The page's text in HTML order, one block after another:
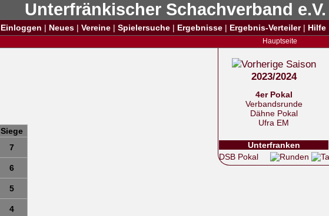
Unterfränkischer Schachverband e.V.
Einloggen | Neues | Vereine | Spielersuche | Ergebnisse | Ergebnis-Verteiler| Hilfe
Hauptseite
2023/2024
4er Pokal
Verbandsrunde
Dähne Pokal
Ufra EM
Unterfranken
DSB Pokal
Siege
7
6
5
4